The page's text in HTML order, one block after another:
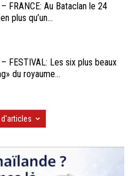
FRANCE: Au Bataclan le 24
plus qu’un...
FESTIVAL: Les six plus beaux
du royaume...